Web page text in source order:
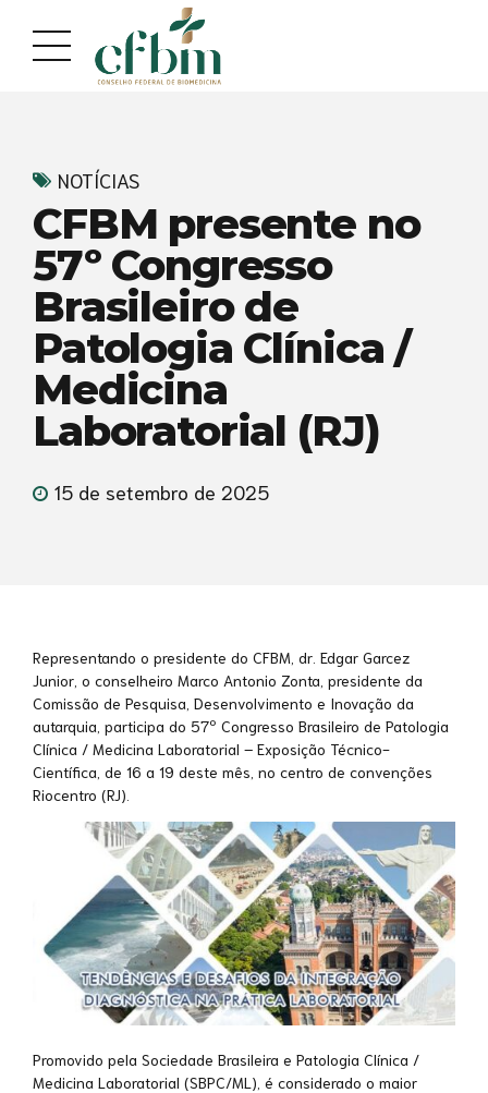
conteúdo
navegação
NOTÍCIAS
CFBM presente no
57º Congresso
Brasileiro de
Patologia Clínica /
Medicina
Laboratorial (RJ)
15 de setembro de 2025
Representando o presidente do CFBM, dr. Edgar Garcez
Junior, o conselheiro Marco Antonio Zonta, presidente da
Comissão de Pesquisa, Desenvolvimento e Inovação da
autarquia, participa do 57º Congresso Brasileiro de Patologia
Clínica / Medicina Laboratorial – Exposição Técnico-
Científica, de 16 a 19 deste mês, no centro de convenções
Riocentro (RJ).
Promovido pela Sociedade Brasileira e Patologia Clínica /
Medicina Laboratorial (SBPC/ML), é considerado o maior